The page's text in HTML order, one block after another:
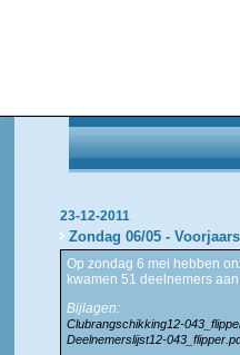
23-12-2011
Zondag 06/05 -
Op zondag 6 mei hebben
kwamen 51 deelnemers
Bijlagen:
Clubrangschikking12-
Deelnemerslijst12-